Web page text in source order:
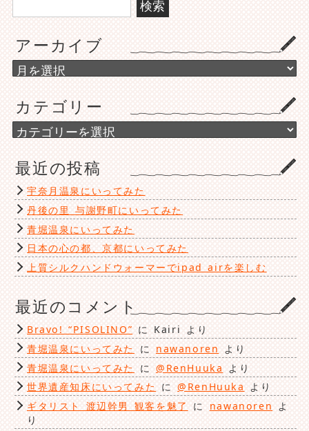
索:
アーカイブ
ア
ー
イ
ブ
カテゴリー
カ
テ
リ
ー
最近の投稿
宇奈月温泉にいってみた
丹後の里 与謝野町にいってみた
青堀温泉にいってみた
日本の心の都、京都にいってみた
上質シルクハンドウォーマーでipad airを楽しむ
最近のコメント
Bravo! “PISOLINO” に Kairi より
青堀温泉にいってみた
に nawanoren
より
青堀温泉にいってみた
に @RenHuuka
より
世界遺産知床にいってみた に@RenHuuka より
ギタリスト 渡辺幹男 観客を魅了
に nawanoren よ
り